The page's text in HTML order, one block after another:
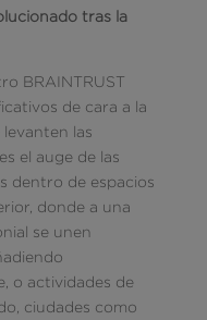
tras la
BRAINTRUST
de cara a la
las
el auge de las
dentro de espacios
donde a una
se unen
o actividades de
ciudades como